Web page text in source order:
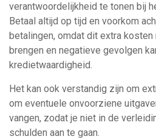
verantwoordelijkheid te tonen bij
Betaal altijd op tijd en voorkom
betalingen, omdat dit extra kosten
brengen en negatieve gevolgen
kredietwaardigheid.
Het kan ook verstandig zijn om
om eventuele onvoorziene
vangen, zodat je niet in de
schulden aan te gaan.